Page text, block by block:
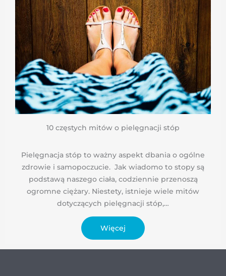
10 częstych mitów o pielęgnacji stóp
Pielęgnacja stóp to ważny aspekt dbania o ogólne
zdrowie i samopoczucie. Jak wiadomo to stopy są
podstawą naszego ciała, codziennie przenoszą
ogromne ciężary. Niestety, istnieje wiele mitów
dotyczących pielęgnacji stóp,…
Więcej